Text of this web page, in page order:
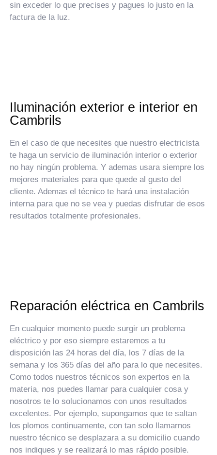
sin exceder lo que precises y pagues lo justo en la
factura de la luz.
Iluminación exterior e interior en
Cambrils
En el caso de que necesites que nuestro electricista
te haga un servicio de iluminación interior o exterior
no hay ningún problema. Y ademas usara siempre los
mejores materiales para que quede al gusto del
cliente. Ademas el técnico te hará una instalación
interna para que no se vea y puedas disfrutar de esos
resultados totalmente profesionales.
Reparación eléctrica en Cambrils
En cualquier momento puede surgir un problema
eléctrico y por eso siempre estaremos a tu
disposición las 24 horas del día, los 7 días de la
semana y los 365 días del año para lo que necesites.
Como todos nuestros técnicos son expertos en la
materia, nos puedes llamar para cualquier cosa y
nosotros te lo solucionamos con unos resultados
excelentes. Por ejemplo, supongamos que te saltan
los plomos continuamente, con tan solo llamarnos
nuestro técnico se desplazara a su domicilio cuando
nos indiques y se realizará lo mas rápido posible.